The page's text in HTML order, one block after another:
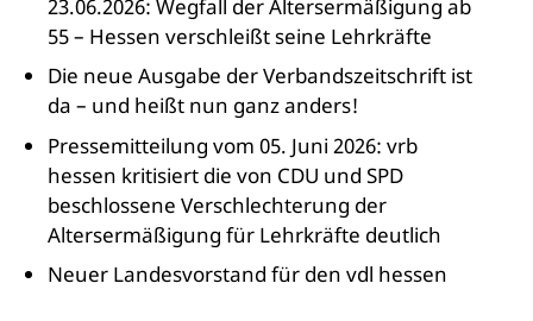
23.06.2026: Wegfall der Altersermäßigung ab
55 – Hessen verschleißt seine Lehrkräfte
Die neue Ausgabe der Verbandszeitschrift ist
da – und heißt nun ganz anders!
Pressemitteilung vom 05. Juni 2026: vrb
hessen kritisiert die von CDU und SPD
beschlossene Verschlechterung der
Altersermäßigung für Lehrkräfte deutlich
Neuer Landesvorstand für den vdl hessen